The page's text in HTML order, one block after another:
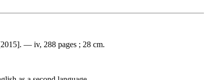
— iv, 288 pages ; 28 cm.